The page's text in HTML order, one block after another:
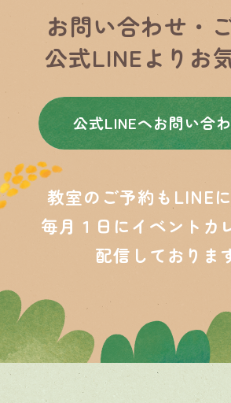
お問い合わせ・
公式LINEよりお
公式LINEヘお問い合
教室のご予約もLINE
毎月１日にイベントカ
配信しておりま